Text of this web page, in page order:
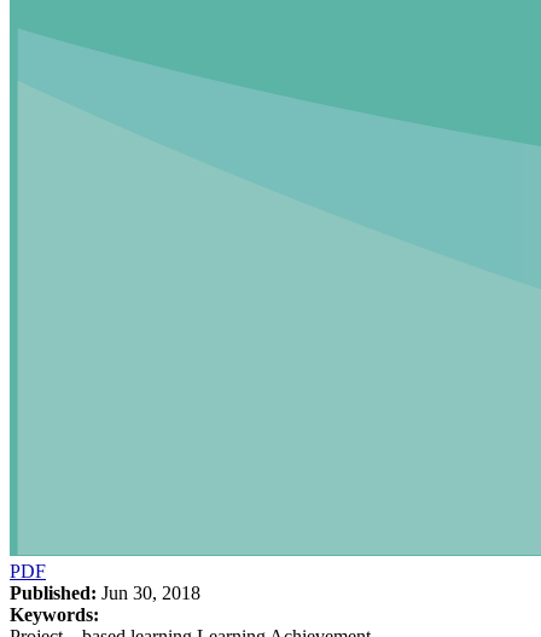
PDF
Published: Jun 30, 2018
Keywords: